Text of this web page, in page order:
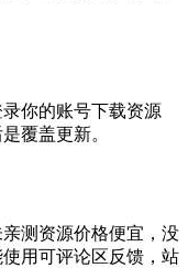
你的账号下载资源
覆盖更新。
测资源价格便宜，没
用可评论区反馈，站